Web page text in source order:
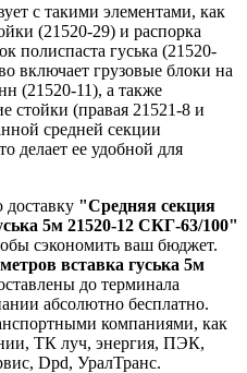
с такими элементами, как
(21520-29) и распорка
полиспаста гуська (21520-
включает грузовые блоки на
(21520-11), а также
стойки (правая 21521-8 и
средней секции
делает ее удобной для
"Средняя секция
5м 21520-12 СКГ-63/100"
сэкономить ваш бюджет.
вставка гуська 5м
до терминала
абсолютно бесплатно.
компаниями, как
ТК луч, энергия, ПЭК,
Dpd, УралТранс.